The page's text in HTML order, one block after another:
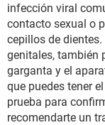
infección viral
contacto sexual o
cepillos de
genitales, también
garganta y el
que puedes tener
prueba para
recomendarte un